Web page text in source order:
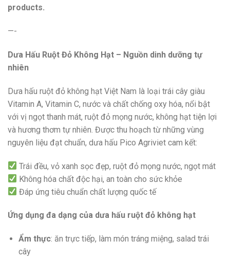
products.
—-
Dưa Hấu Ruột Đỏ Không Hạt – Nguồn dinh dưỡng tự
nhiên
Dưa hấu ruột đỏ không hạt Việt Nam là loại trái cây giàu
Vitamin A, Vitamin C, nước và chất chống oxy hóa, nổi bật
với vị ngọt thanh mát, ruột đỏ mọng nước, không hạt tiện lợi
và hương thơm tự nhiên. Được thu hoạch từ những vùng
nguyên liệu đạt chuẩn, dưa hấu Pico Agriviet cam kết:
Trái đều, vỏ xanh sọc đẹp, ruột đỏ mọng nước, ngọt mát
Không hóa chất độc hại, an toàn cho sức khỏe
Đáp ứng tiêu chuẩn chất lượng quốc tế
Ứng dụng đa dạng của dưa hấu ruột đỏ không hạt
Ẩm thực: ăn trực tiếp, làm món tráng miệng, salad trái
cây